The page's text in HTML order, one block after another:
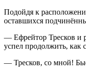
Подойдя к
оставшихся
— Ефрейтор Тресков и
успел продолжить, как
— Тресков, со мной!